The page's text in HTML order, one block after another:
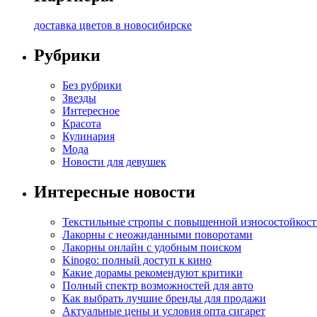
доставка цветов в новосибирске
Рубрики
Без рубрики
Звезды
Интересное
Красота
Кулинария
Мода
Новости для девушек
Интересные новости
Текстильные стропы с повышенной
Лакорны с неожиданными поворотами
Лакорны онлайн с удобным поиском
Kinogo: полный доступ к кино
Какие дорамы рекомендуют критики
Полный спектр возможностей для авто
Как выбрать лучшие бренды для продажи
Актуальные цены и условия опта сигарет